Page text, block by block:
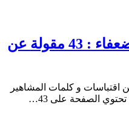
حكم و أقوال عن الضعفاء : 43 مقولة عن
اقتباسات و كلمات المشاهير
الصفحة على 43…